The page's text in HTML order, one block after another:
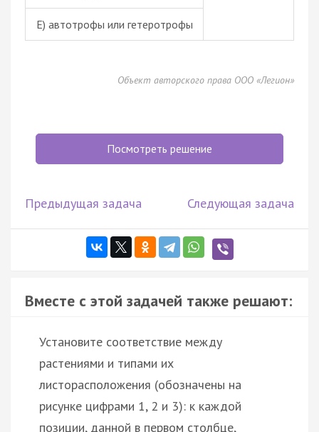
Е) автотрофы или гетеротрофы
Объект авторского права ООО «Легион»
Посмотреть решение
Предыдущая задача Следующая задача
Вместе с этой задачей также решают:
Установите соответствие между
растениями и типами их
листорасположения (обозначены на
рисунке цифрами 1, 2 и 3): к каждой
позиции, данной в первом столбце,